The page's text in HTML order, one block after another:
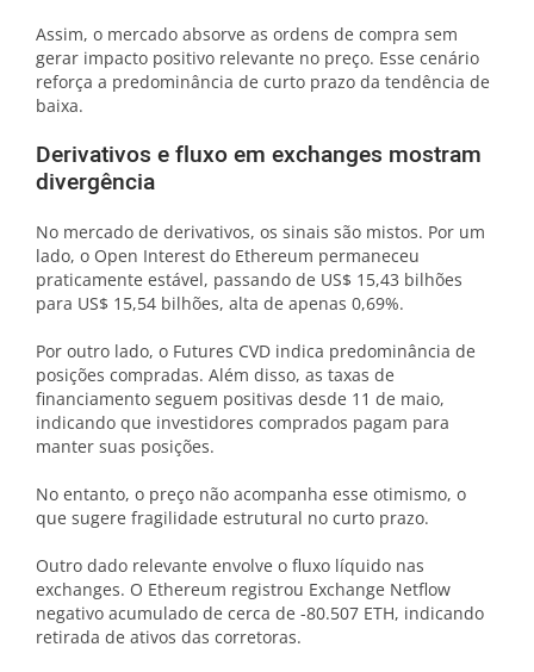
Assim, o mercado absorve as ordens de compra sem
gerar impacto positivo relevante no preço. Esse cenário
reforça a predominância de curto prazo da tendência de
baixa.
Derivativos e fluxo em exchanges mostram
divergência
No mercado de derivativos, os sinais são mistos. Por um
lado, o Open Interest do Ethereum permaneceu
praticamente estável, passando de US$ 15,43 bilhões
para US$ 15,54 bilhões, alta de apenas 0,69%.
Por outro lado, o Futures CVD indica predominância de
posições compradas. Além disso, as taxas de
financiamento seguem positivas desde 11 de maio,
indicando que investidores comprados pagam para
manter suas posições.
No entanto, o preço não acompanha esse otimismo, o
que sugere fragilidade estrutural no curto prazo.
Outro dado relevante envolve o fluxo líquido nas
exchanges. O Ethereum registrou Exchange Netflow
negativo acumulado de cerca de -80.507 ETH, indicando
retirada de ativos das corretoras.